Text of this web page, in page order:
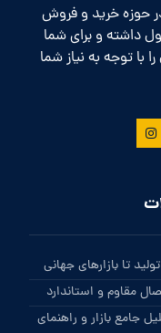
سال سابقه در حوزه خرید و فروش
داشته و برای شما
با توجه به نیاز شما
تا بازارهای جهانی
مقاوم و استاندارد
والیز در سال 1404: تحلیل جامع بازار و راهنمای